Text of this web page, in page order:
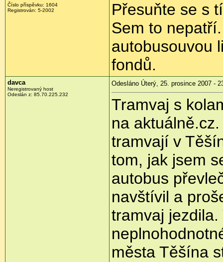
Číslo příspěvku: 1604
Registrován: 5-2002
Přesuňte se s
Sem to
autobusouvou
fondů.
davca
Neregistrovaný host
Odeslán z: 85.70.225.232
Odesláno Úterý, 25. prosince 2007 -
Tramvaj s
na
tramvají v
tom, jak jsem
autobus
navštívil a
tramvaj
města Těšína